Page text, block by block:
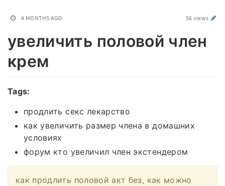
4 MONTHS AGO 56 views
увеличить половой член
крем
Tags:
продлить секс лекарство
как увеличить размер члена в домашних
условиях
форум кто увеличил член экстендером
как продлить половой акт без, как можно